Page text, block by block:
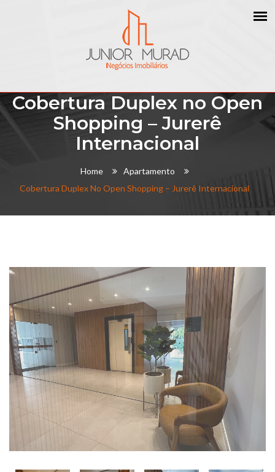
Cobertura Duplex no Open
Shopping – Jurerê
Internacional
Home
Apartamento
Cobertura Duplex No Open Shopping – Jurerê Internacional